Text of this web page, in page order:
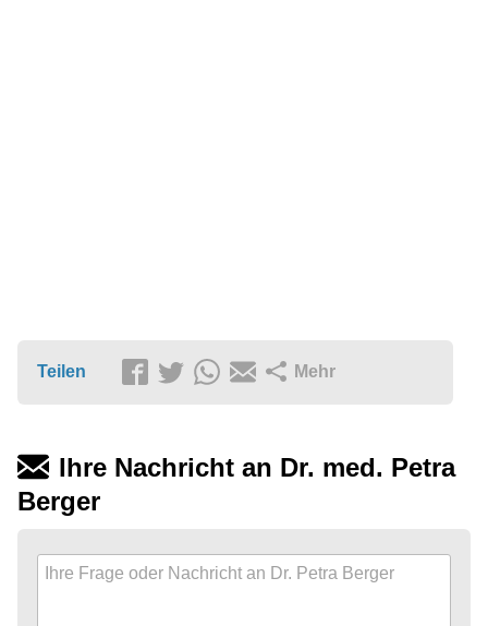
Teilen Mehr
Ihre Nachricht an Dr. med. Petra
Berger